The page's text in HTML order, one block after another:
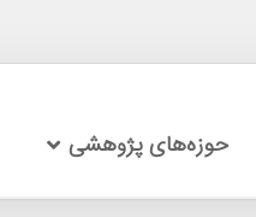
حوزه‌های پژوهشی